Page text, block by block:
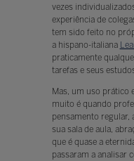
vezes
experiência de
tem sido feito no
a hispano-italiana
praticamente
tarefas e seus
Mas, um uso prático
muito é quando
pensamento regular,
sua sala de aula,
que é quase a
passaram a analisar